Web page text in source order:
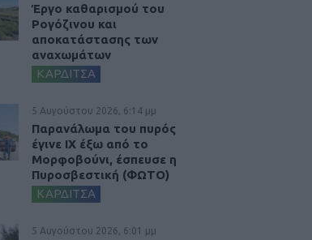
Έργο καθαρισμού του
Ρογόζινου και
αποκατάστασης των
αναχωμάτων
ΚΑΡΔΙΤΣΑ
5 Αυγούστου 2026, 6:14 μμ
Παρανάλωμα του πυρός
έγινε ΙΧ έξω από το
Μορφοβούνι, έσπευσε η
Πυροσβεστική (ΦΩΤΟ)
ΚΑΡΔΙΤΣΑ
5 Αυγούστου 2026, 6:01 μμ